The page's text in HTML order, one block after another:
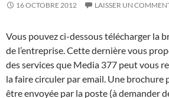
16 OCTOBRE 2012 LAISSER UN
Vous pouvez ci-dessous télécharger la
de l’entreprise. Cette dernière vous
des services que Media 377 peut vous
la faire circuler par email. Une brochure
être envoyée par la poste (à demander